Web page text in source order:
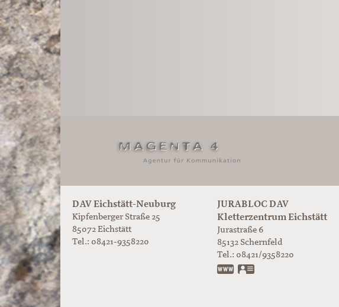
DAV Eichstätt-Neuburg
Kipfenberger Straße 25
85072 Eichstätt
Tel.: 08421-9358220
JURABLOC DAV
Kletterzentrum Eichstätt
Jurastraße 6
85132 Schernfeld
Tel.: 08421/9358220
www.jurabloc.de